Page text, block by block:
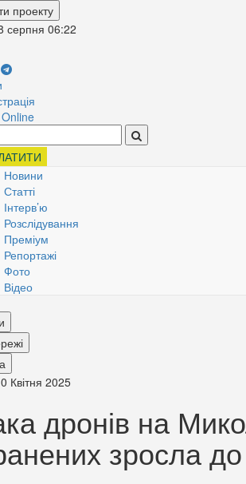
проекту
серпня 06:22
Новини
Статті
Інтерв’ю
Розслідування
Преміум
Репортажі
Фото
Відео
Квітня 2025
дронів на
зросла